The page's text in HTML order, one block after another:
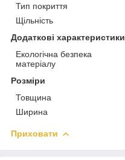
Тип покриття
Щільність
Додаткові характеристики
Екологічна безпека
матеріалу
Розміри
Товщина
Ширина
Приховати